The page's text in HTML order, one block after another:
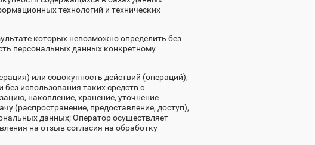
технологий и технических
которых невозможно определить без
персональных данных конкретному
или совокупность действий (операций),
использования таких средств с
накопление, хранение, уточнение
(распространение, предоставление, доступ),
данных; Оператор осуществляет
на отзыв согласия на обработку